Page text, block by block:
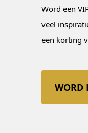
Word een
veel
een korting
WORD